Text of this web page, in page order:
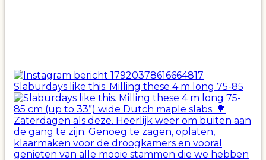
Slaburdays like this. Milling these 4 m long 75-85